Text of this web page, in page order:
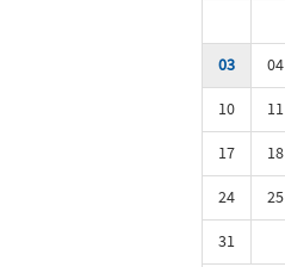
03
04
10
11
17
18
24
25
31